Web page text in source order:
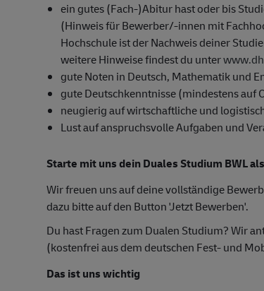
ein gutes (Fach-)Abitur hast oder bis
(Hinweis für Bewerber/-innen mit
Hochschule ist der Nachweis deiner
weitere Hinweise findest du unter
gute Noten in Deutsch, Mathematik und
gute Deutschkenntnisse (mindestens auf
neugierig auf wirtschaftliche und
Lust auf anspruchsvolle Aufgaben und
Starte mit uns dein Duales Studium BWL
Wir freuen uns auf deine vollständige
dazu bitte auf den Button 'Jetzt Bewerben'.
Du hast Fragen zum Dualen Studium? Wir
(kostenfrei aus dem deutschen Fest- und
Das ist uns wichtig